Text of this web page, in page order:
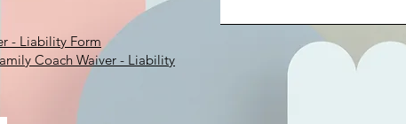
- Liability Form
Coach Waiver - Liability